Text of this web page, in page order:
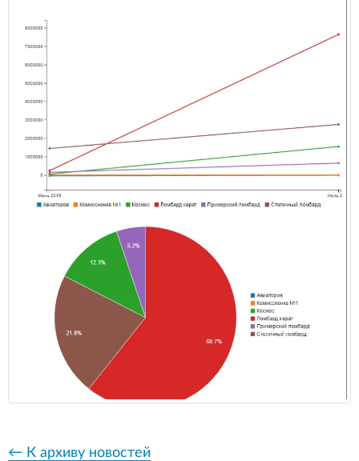
← К архиву новостей